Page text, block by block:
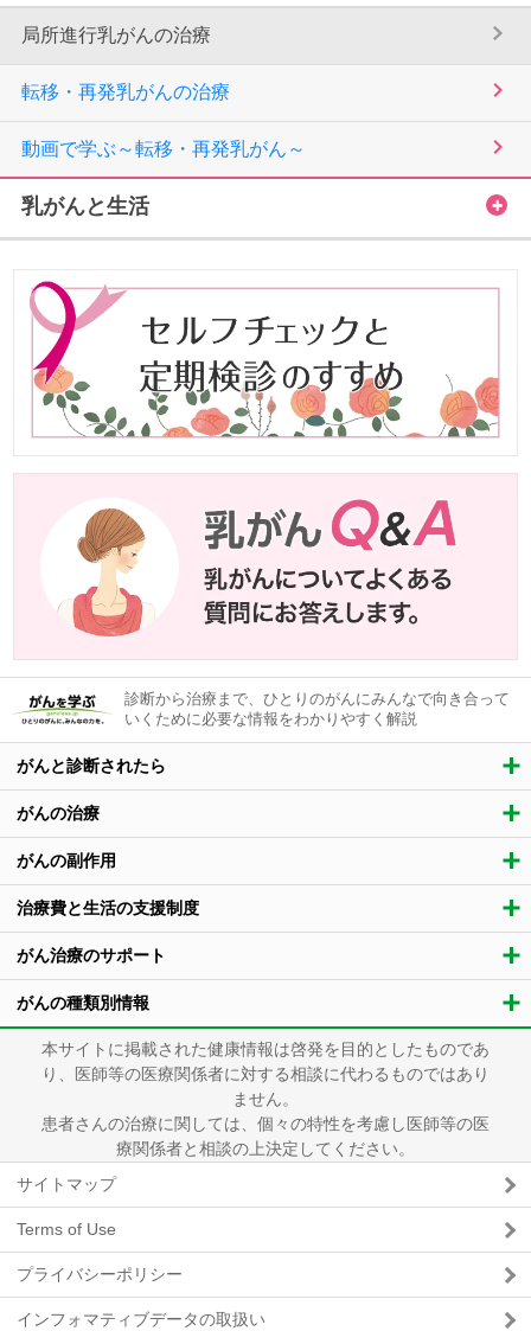
局所進行乳がんの治療
転移・再発乳がんの治療
動画で学ぶ～転移・再発乳がん～
乳がんと生活
診断から治療まで、ひとりのがんにみんなで向き合って
いくために必要な情報をわかりやすく解説
がんと診断されたら
がんの治療
がんの副作用
治療費と生活の支援制度
がん治療のサポート
がんの種類別情報
本サイトに掲載された健康情報は啓発を目的としたものであ
り、医師等の医療関係者に対する相談に代わるものではあり
ません。
患者さんの治療に関しては、個々の特性を考慮し医師等の医
療関係者と相談の上決定してください。
サイトマップ
Terms of Use
プライバシーポリシー
インフォマティブデータの取扱い